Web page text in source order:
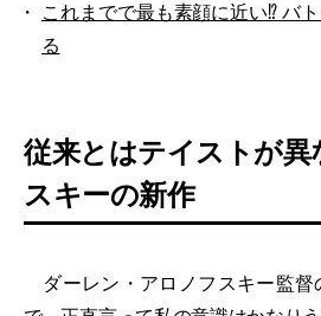
これまでで最も素顔に近い⁉︎ バ
る
従来とはテイストが異
スキーの新作
ダーレン・アロノフスキー監督